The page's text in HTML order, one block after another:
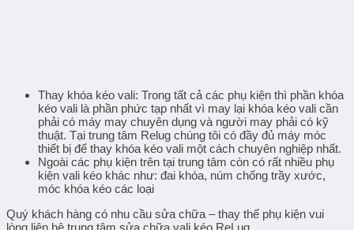
Thay khóa kéo vali: Trong tất cả các phụ kiện thì phần khóa
kéo vali là phần phức tạp nhất vì may lại khóa kéo vali cần
phải có máy may chuyên dụng và người may phải có kỹ
thuật. Tại trung tâm Relug chúng tôi có đầy đủ máy móc
thiết bị để thay khóa kéo vali một cách chuyên nghiệp nhất.
Ngoài các phụ kiện trên tại trung tâm còn có rất nhiều phụ
kiện vali kéo khác như: đai khóa, núm chống trầy xước,
móc khóa kéo các loại
Quý khách hàng có nhu cầu sửa chữa – thay thế phụ kiện vui